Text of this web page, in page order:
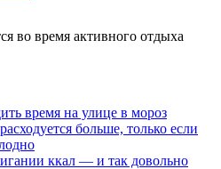
время на улице в мороз
больше, только если
ккал — и так довольно